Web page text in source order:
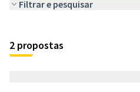
Filtrar e pesquisar
2 propostas